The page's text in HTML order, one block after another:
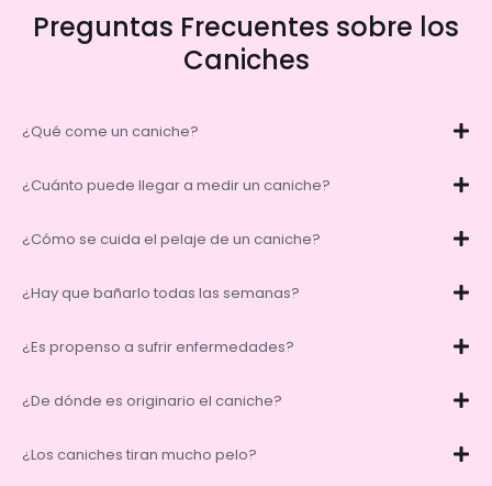
Preguntas Frecuentes sobre los
Caniches
¿Qué come un caniche?
¿Cuánto puede llegar a medir un caniche?
¿Cómo se cuida el pelaje de un caniche?
¿Hay que bañarlo todas las semanas?
¿Es propenso a sufrir enfermedades?
¿De dónde es originario el caniche?
¿Los caniches tiran mucho pelo?